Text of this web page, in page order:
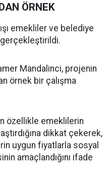
ÖRNEK
emekliler ve belediye
gerçekleştirildi.
Mandalinci, projenin
örnek bir çalışma
özellikle emeklilerin
dikkat çekerek,
uygun fiyatlarla sosyal
amaçlandığını ifade